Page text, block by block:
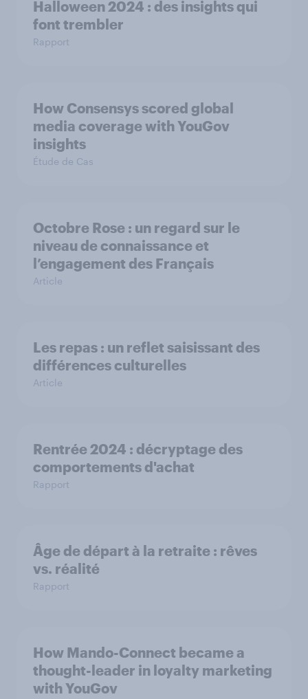
Halloween 2024 : des insights qui
font trembler
Rapport
How Consensys scored global
media coverage with YouGov
insights
Étude de Cas
Octobre Rose : un regard sur le
niveau de connaissance et
l’engagement des Français
Article
Les repas : un reflet saisissant des
différences culturelles
Article
Rentrée 2024 : décryptage des
comportements d'achat
Rapport
Âge de départ à la retraite : rêves
vs. réalité
Rapport
How Mando-Connect became a
thought-leader in loyalty marketing
with YouGov